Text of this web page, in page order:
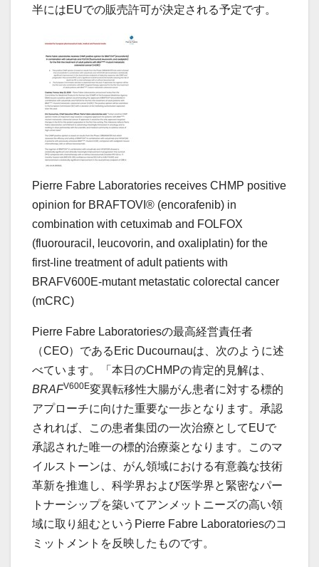
半にはEUでの販売許可が決定される予定です。
Pierre Fabre Laboratories receives CHMP positive
opinion for BRAFTOVI® (encorafenib) in
combination with cetuximab and FOLFOX
(fluorouracil, leucovorin, and oxaliplatin) for the
first-line treatment of adult patients with
BRAFV600E-mutant metastatic colorectal cancer
(mCRC)
Pierre Fabre Laboratoriesの最高経営責任者
（CEO）であるEric Ducournauは、次のように述
べています。「本日のCHMPの肯定的見解は、
BRAFV600E変異転移性大腸がん患者に対する標的
アプローチに向けた重要な一歩となります。承認
されれば、この患者集団の一次治療としてEUで
承認された唯一の標的治療薬となります。このマ
イルストーンは、がん領域における有意義な技術
革新を推進し、科学界および医学界と緊密なパー
トナーシップを築いてアンメットニーズの高い領
域に取り組むというPierre Fabre Laboratoriesのコ
ミットメントを反映したものです。